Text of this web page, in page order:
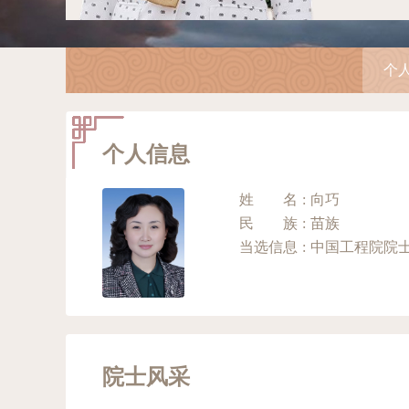
个
个人信息
姓名 : 向巧
民族 : 苗族
当选信息 :
院士风采